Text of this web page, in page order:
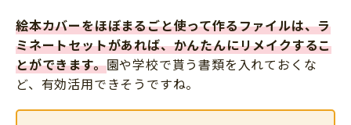
絵本カバーをほぼまるごと使って作るファイルは、ラ
ミネートセットがあれば、かんたんにリメイクするこ
とができます。園や学校で貰う書類を入れておくな
ど、有効活用できそうですね。